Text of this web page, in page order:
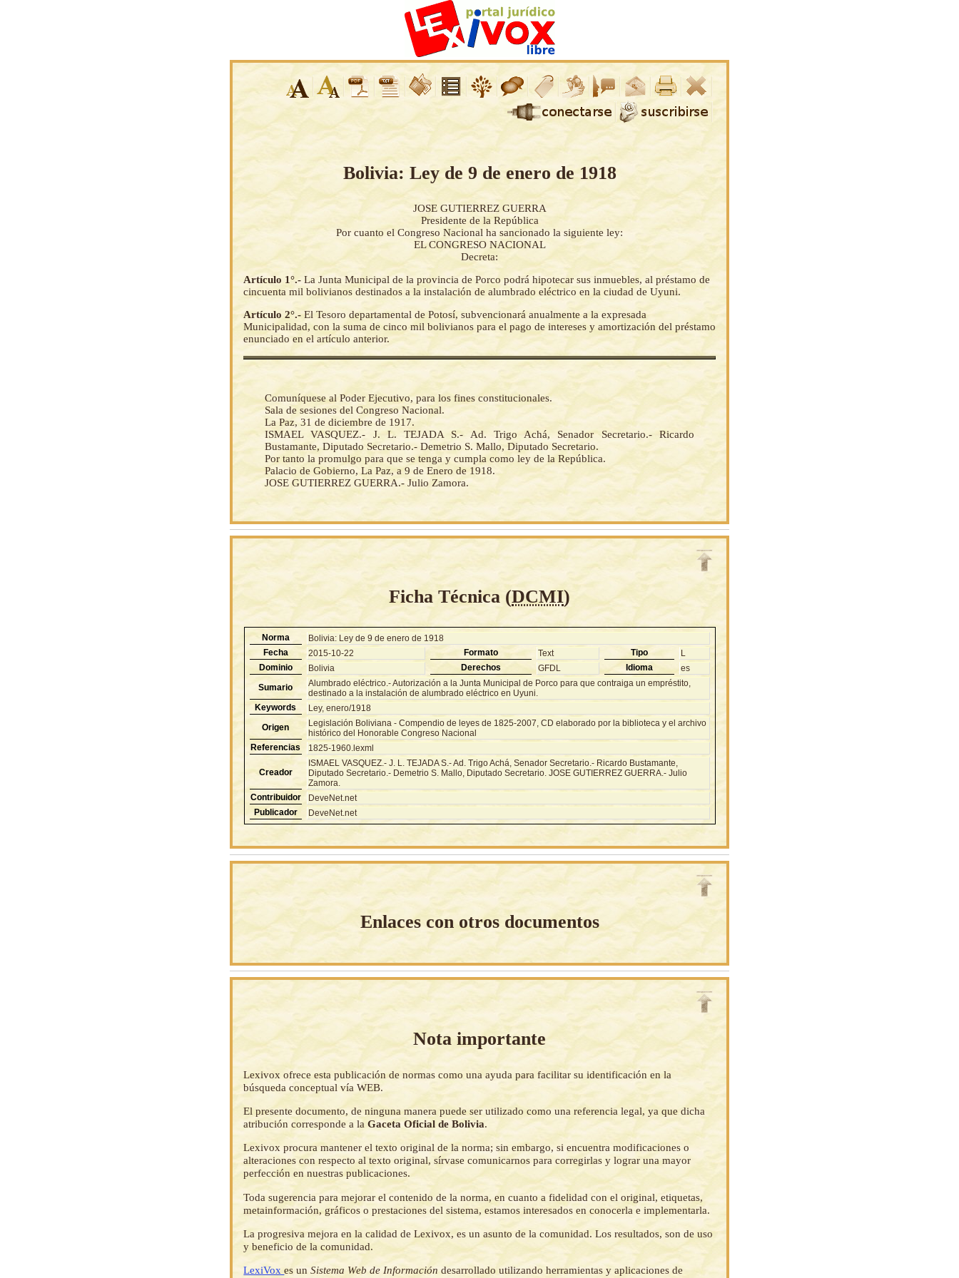
Bolivia: Ley de 9 de enero de 1918
JOSE GUTIERREZ GUERRA
Presidente de la República
Por cuanto el Congreso Nacional ha sancionado la siguiente ley:
EL CONGRESO NACIONAL
Decreta:
Artículo 1°.- La Junta Municipal de la provincia de Porco podrá hipotecar sus inmuebles, al préstamo de
cincuenta mil bolivianos destinados a la instalación de alumbrado eléctrico en la ciudad de Uyuni.
Artículo 2°.-El Tesoro departamental de Potosí, subvencionará anualmente a la expresada
Municipalidad, con la suma de cinco mil bolivianos para el pago de intereses y amortización del préstamo
enunciado en el artículo anterior.
Comuníquese al Poder Ejecutivo, para los fines constitucionales.
Sala de sesiones del Congreso Nacional.
La Paz, 31 de diciembre de 1917.
ISMAEL VASQUEZ.- J. L. TEJADA S.- Ad. Trigo Achá, Senador Secretario.- Ricardo
Bustamante, Diputado Secretario.- Demetrio S. Mallo, Diputado Secretario.
Por tanto la promulgo para que se tenga y cumpla como ley de la República.
Palacio de Gobierno, La Paz, a 9 de Enero de 1918.
JOSE GUTIERREZ GUERRA.- Julio Zamora.
Ficha Técnica (DCMI)
Norma
Bolivia: Ley de 9 de enero de 1918
Fecha
2015-10-22 Formato Text Tipo
L
Dominio
Bolivia Derechos GFDL Idioma
es
Sumario
Alumbrado eléctrico.- Autorización a la Junta Municipal de Porco para que contraiga un empréstito,
destinado a la instalación de alumbrado eléctrico en Uyuni.
Keywords
Ley, enero/1918
Origen
Legislación Boliviana - Compendio de leyes de 1825-2007, CD elaborado por la biblioteca y el archivo
histórico del Honorable Congreso Nacional
Referencias
1825-1960.lexml
Creador
ISMAEL VASQUEZ.- J. L. TEJADA S.- Ad. Trigo Achá, Senador Secretario.- Ricardo Bustamante,
Diputado Secretario.- Demetrio S. Mallo, Diputado Secretario. JOSE GUTIERREZ GUERRA.- Julio
Zamora.
Contribuidor
DeveNet.net
Publicador
DeveNet.net
Enlaces con otros documentos
Nota importante
Lexivox ofrece esta publicación de normas como una ayuda para facilitar su identificación en la
búsqueda conceptual vía WEB.
El presente documento, de ninguna manera puede ser utilizado como una referencia legal, ya que dicha
atribución corresponde a laGaceta Oficial de Bolivia.
Lexivox procura mantener el texto original de la norma; sin embargo, si encuentra modificaciones o
alteraciones con respecto al texto original, sírvase comunicarnos para corregirlas y lograr una mayor
perfección en nuestras publicaciones.
Toda sugerencia para mejorar el contenido de la norma, en cuanto a fidelidad con el original, etiquetas,
metainformación, gráficos o prestaciones del sistema, estamos interesados en conocerla e implementarla.
La progresiva mejora en la calidad de Lexivox, es un asunto de la comunidad. Los resultados, son de uso
y beneficio de la comunidad.
LexiVoxes unSistema Web de Información desarrollado utilizando herramientas y aplicaciones de